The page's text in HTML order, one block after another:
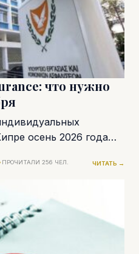
что нужно
осень 2026 года
ПРОЧИТАЛИ 256 ЧЕЛ. ЧИТАТЬ →